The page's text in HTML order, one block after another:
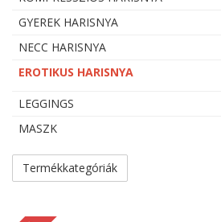
GYEREK HARISNYA
NECC HARISNYA
EROTIKUS HARISNYA
LEGGINGS
MASZK
Termékkategóriák